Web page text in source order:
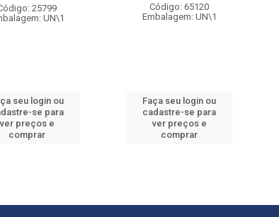
25799
UN\1
seu login ou
se para
ver preços e
comprar
Código: 65120
Embalagem: UN\1
Faça seu login ou
cadastre-se para
ver preços e
comprar